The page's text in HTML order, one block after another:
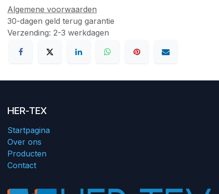
Algemene voorwaarden
30-dagen geld terug garantie
Verzending: 2-3 werkdagen
HER-TEX
Startpagina
Over ons
Producten
Contact